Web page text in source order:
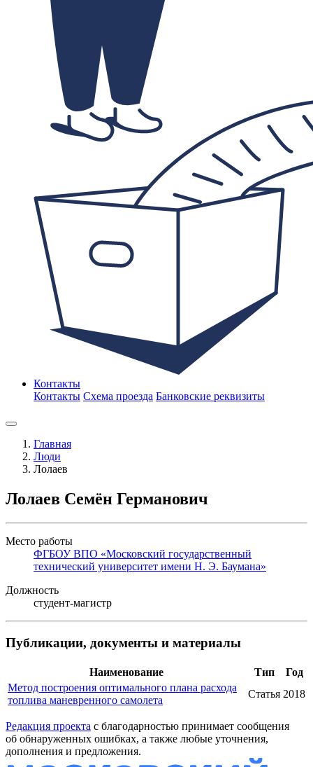
Контакты
Контакты Схема проезда Банковские реквизиты
Главная
Люди
Лолаев
Лолаев Семён Германович
Место работы
ФГБОУ ВПО «Московский государственный
технический университет имени Н. Э. Баумана»
Должность
студент-магистр
Публикации, документы и материалы
Наименование Тип
Год
Метод построения оптимального плана расхода
топлива маневренного самолета
Статья 2018
Редакция проекта с благодарностью принимает сообщения
об обнаруженных ошибках, а также любые уточнения,
дополнения и предложения.